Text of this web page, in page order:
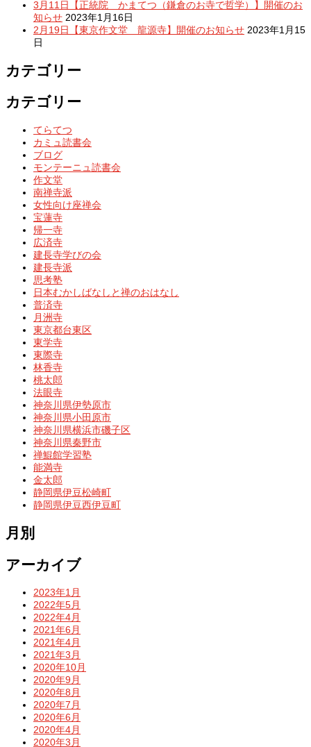
3月11日【正統院 かまてつ（鎌倉のお寺で哲学）】開催のお
知らせ 2023年1月16日
2月19日【東京作文堂 龍源寺】開催のお知らせ 2023年1月15
日
カテゴリー
カテゴリー
てらてつ
カミュ読書会
ブログ
モンテーニュ読書会
作文堂
南禅寺派
女性向け座禅会
宝蓮寺
帰一寺
広済寺
建長寺学びの会
建長寺派
思考塾
日本むかしばなしと禅のおはなし
普済寺
月洲寺
東京都台東区
東学寺
東際寺
林香寺
桃太郎
法眼寺
神奈川県伊勢原市
神奈川県小田原市
神奈川県横浜市磯子区
神奈川県秦野市
禅鯤館学習塾
能満寺
金太郎
静岡県伊豆松崎町
静岡県伊豆西伊豆町
月別
アーカイブ
2023年1月
2022年5月
2022年4月
2021年6月
2021年4月
2021年3月
2020年10月
2020年9月
2020年8月
2020年7月
2020年6月
2020年4月
2020年3月